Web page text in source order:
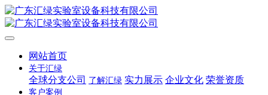
网站首页
关于汇绿
全球分支公司 了解汇绿 实力展示 企业文化 荣誉资质
客户案例